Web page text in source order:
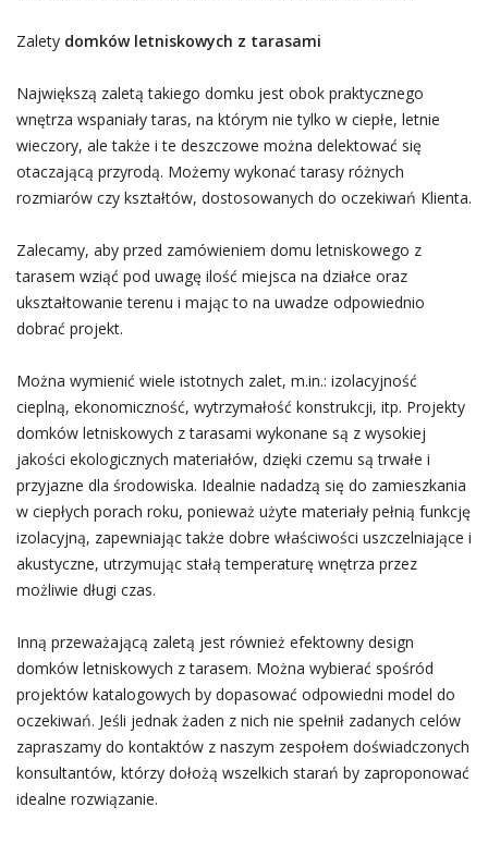
Zalety domków letniskowych z tarasami
Największą zaletą takiego domku jest obok praktycznego
wnętrza wspaniały taras, na którym nie tylko w ciepłe, letnie
wieczory, ale także i te deszczowe można delektować się
otaczającą przyrodą. Możemy wykonać tarasy różnych
rozmiarów czy kształtów, dostosowanych do oczekiwań Klienta.
Zalecamy, aby przed zamówieniem domu letniskowego z
tarasem wziąć pod uwagę ilość miejsca na działce oraz
ukształtowanie terenu i mając to na uwadze odpowiednio
dobrać projekt.
Można wymienić wiele istotnych zalet, m.in.: izolacyjność
cieplną, ekonomiczność, wytrzymałość konstrukcji, itp. Projekty
domków letniskowych z tarasami wykonane są z wysokiej
jakości ekologicznych materiałów, dzięki czemu są trwałe i
przyjazne dla środowiska. Idealnie nadadzą się do zamieszkania
w ciepłych porach roku, ponieważ użyte materiały pełnią funkcję
izolacyjną, zapewniając także dobre właściwości uszczelniające i
akustyczne, utrzymując stałą temperaturę wnętrza przez
możliwie długi czas.
Inną przeważającą zaletą jest również efektowny design
domków letniskowych z tarasem. Można wybierać spośród
projektów katalogowych by dopasować odpowiedni model do
oczekiwań. Jeśli jednak żaden z nich nie spełnił zadanych celów
zapraszamy do kontaktów z naszym zespołem doświadczonych
konsultantów, którzy dołożą wszelkich starań by zaproponować
idealne rozwiązanie.